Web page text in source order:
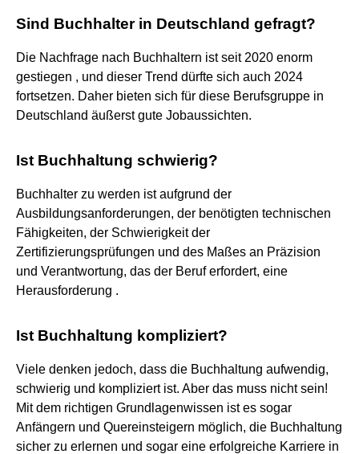
Sind Buchhalter in Deutschland gefragt?
Die Nachfrage nach Buchhaltern ist seit 2020 enorm
gestiegen , und dieser Trend dürfte sich auch 2024
fortsetzen. Daher bieten sich für diese Berufsgruppe in
Deutschland äußerst gute Jobaussichten.
Ist Buchhaltung schwierig?
Buchhalter zu werden ist aufgrund der
Ausbildungsanforderungen, der benötigten technischen
Fähigkeiten, der Schwierigkeit der
Zertifizierungsprüfungen und des Maßes an Präzision
und Verantwortung, das der Beruf erfordert, eine
Herausforderung .
Ist Buchhaltung kompliziert?
Viele denken jedoch, dass die Buchhaltung aufwendig,
schwierig und kompliziert ist. Aber das muss nicht sein!
Mit dem richtigen Grundlagenwissen ist es sogar
Anfängern und Quereinsteigern möglich, die Buchhaltung
sicher zu erlernen und sogar eine erfolgreiche Karriere in